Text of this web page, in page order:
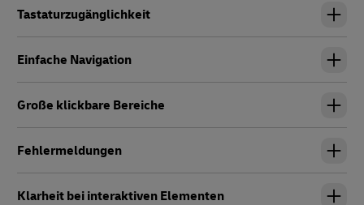
Tastaturzugänglichkeit
Einfache Navigation
Große klickbare Bereiche
Fehlermeldungen
Klarheit bei interaktiven Elementen